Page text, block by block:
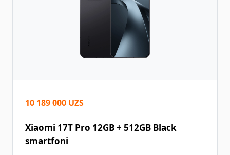
10 189 000 UZS
Xiaomi 17T Pro 12GB + 512GB Black
smartfoni